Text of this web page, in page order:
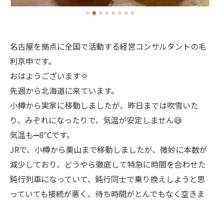
名古屋を拠点に全国で活動する経営コンサルタントの毛
利京申です。
おはようございます🌞
先週から北海道に来ています。
小樽から実家に移動しましたが、昨日までは吹雪いた
り、みぞれになったりで、気温が安定しません😅
気温も➖8℃です。
JRで、小樽から栗山まで移動しましたが、微妙に本数が
減少しており、どうやら徹底して特急に時間を合わせた
鈍行列車になっていて、鈍行同士で乗り換えしようと思
っていても接続が悪く、待ち時間がとんでもなく空きま